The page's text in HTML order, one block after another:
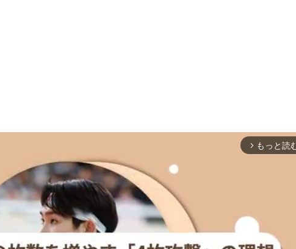
arrow_forward_ios もっと読